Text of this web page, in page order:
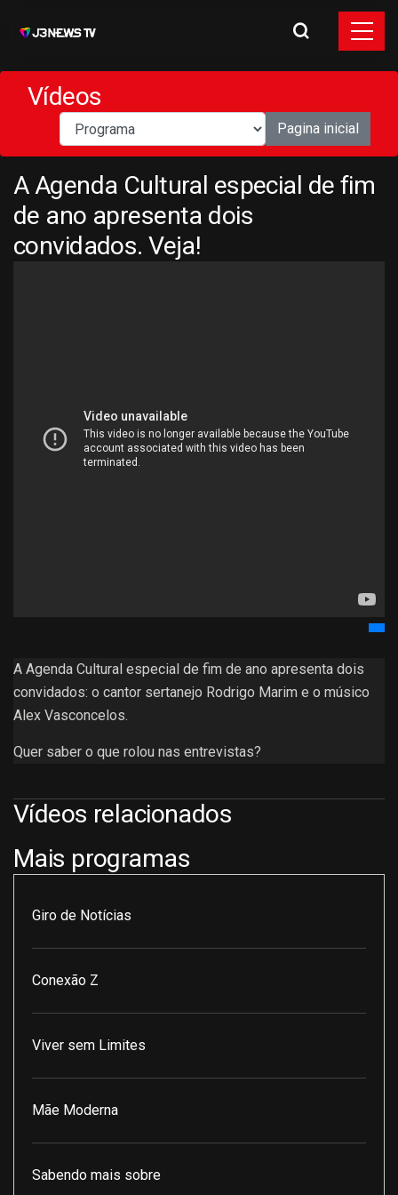
Vídeos
Pagina inicial
A Agenda Cultural especial de fim
de ano apresenta dois
convidados. Veja!
A Agenda Cultural especial de fim de ano apresenta dois
convidados: o cantor sertanejo Rodrigo Marim e o músico
Alex Vasconcelos.
Quer saber o que rolou nas entrevistas?
Vídeos relacionados
Mais programas
Giro de Notícias
Conexão Z
Viver sem Limites
Mãe Moderna
Sabendo mais sobre